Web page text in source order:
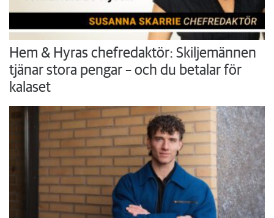
Hem & Hyras chefredaktör: Skiljemännen
tjänar stora pengar – och du betalar för
kalaset